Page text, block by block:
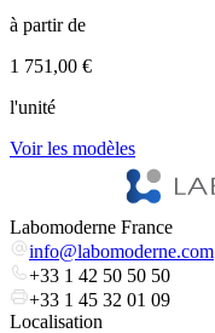
à partir de
1 751,00 €
l'unité
Voir les modèles
Labomoderne France
info@labomoderne.com
+33 1 42 50 50 50
+33 1 45 32 01 09
Localisation